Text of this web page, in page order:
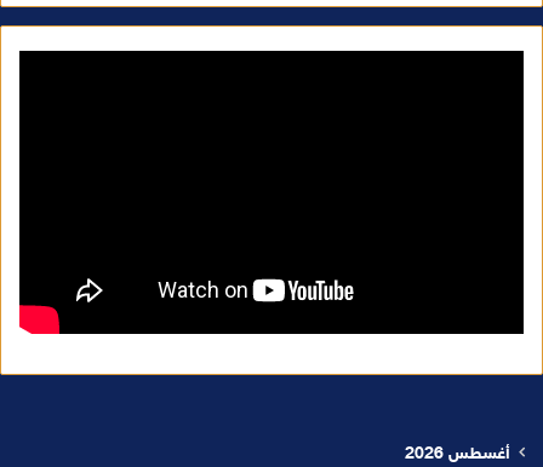
أغسطس 2026